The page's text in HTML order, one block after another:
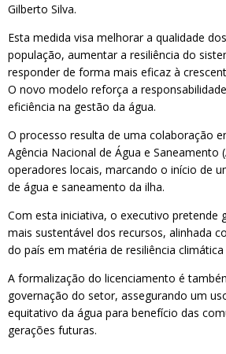
Gilberto Silva.
Esta medida visa melhorar a qualidade
população, aumentar a resiliência do
responder de forma mais eficaz à
O novo modelo reforça a
eficiência na gestão da água.
O processo resulta de uma colaboração
Agência Nacional de Água e Saneamento
operadores locais, marcando o início de
de água e saneamento da ilha.
Com esta iniciativa, o executivo pretende
mais sustentável dos recursos, alinhada
do país em matéria de resiliência
A formalização do licenciamento é
governação do setor, assegurando um
equitativo da água para benefício das
gerações futuras.